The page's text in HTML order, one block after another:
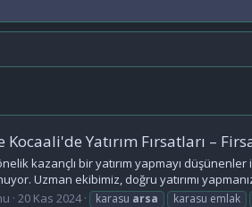
Kocaali'de Yatırım Fırsatları –
kazançlı bir yatırım yapmayı
Uzman ekibimiz, doğru yatırımı
20 Kas 2024 karasu arsa karasu emlak